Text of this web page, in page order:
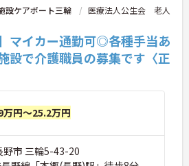
ケアポート三輪
医療法人公生会 老人
マイカー通勤可◎各種手当あ
設で介護職員の募集です〈正
万円～25.2万円
野市 三輪5-43-20